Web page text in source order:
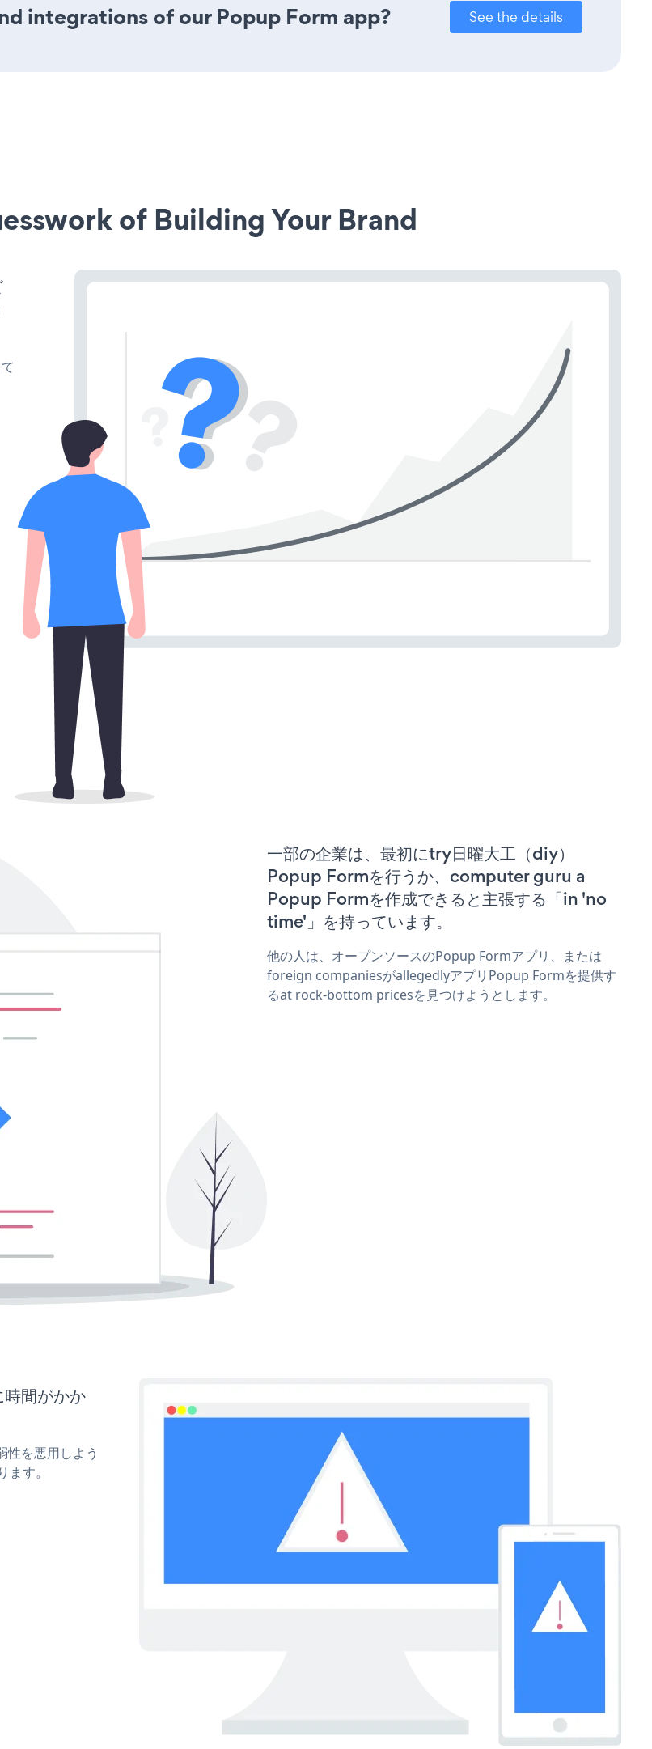
integrations of our Popup Form app? See the details
of Building Your Brand
一部の企業は、最初にtry日曜大工（diy）
Popup Formを行うか、computer guru a
Popup Formを作成できると主張する「in 'no
time'」を持っています。
他の人は、オープンソースのPopup Formアプリ、または
foreign companiesがallegedlyアプリPopup Formを提供す
るat rock-bottom pricesを見つけようとします。
間がかか
を悪用しよう
す。